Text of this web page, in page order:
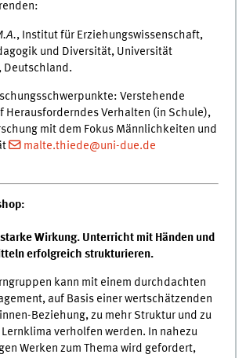
, Institut für Erziehungswissenschaft,
und Diversität, Universität
Deutschland.
Verstehende
Herausforderndes Verhalten (in Schule),
mit dem Fokus Männlichkeiten und
malte.thiede@uni-due.de
Wirkung. Unterricht mit Händen und
erfolgreich strukturieren.
kann mit einem durchdachten
auf Basis einer wertschätzenden
Beziehung, zu mehr Struktur und zu
verholfen werden. In nahezu
Werken zum Thema wird gefordert,